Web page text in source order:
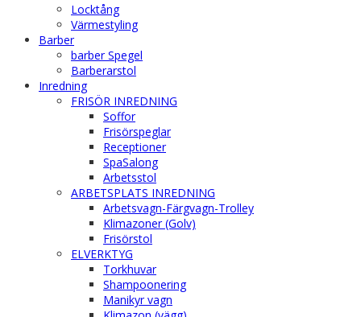
Locktång
Värmestyling
Barber
barber Spegel
Barberarstol
Inredning
FRISÖR INREDNING
Soffor
Frisörspeglar
Receptioner
SpaSalong
Arbetsstol
ARBETSPLATS INREDNING
Arbetsvagn-Färgvagn-Trolley
Klimazoner (Golv)
Frisörstol
ELVERKTYG
Torkhuvar
Shampoonering
Manikyr vagn